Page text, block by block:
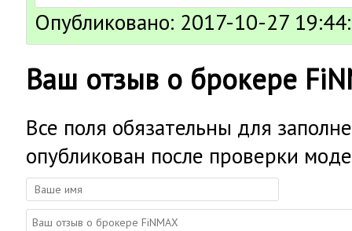
Опубликовано: 2017-10-27
Ваш отзыв о брокере
Все поля обязательны для
опубликован после проверки